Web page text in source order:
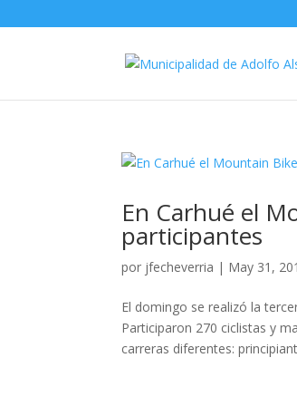
En Carhué el
participantes
por jfecheverria | May 31,
El domingo se realizó la
Participaron 270 ciclistas y
carreras diferentes: